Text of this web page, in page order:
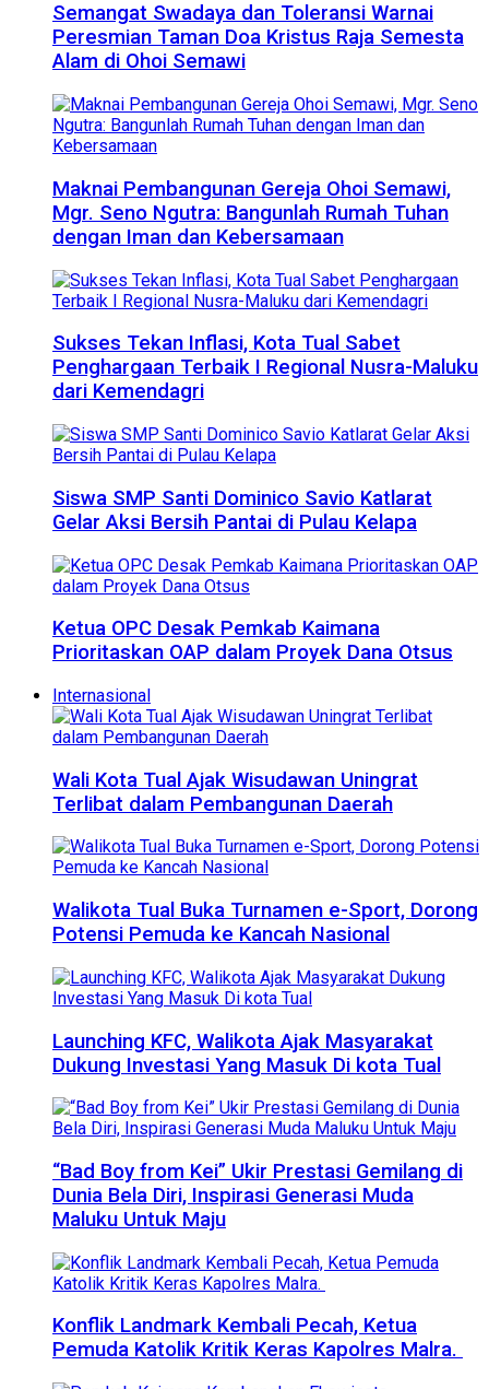
Semangat Swadaya dan Toleransi Warnai
Peresmian Taman Doa Kristus Raja Semesta
Alam di Ohoi Semawi
Maknai Pembangunan Gereja Ohoi Semawi,
Mgr. Seno Ngutra: Bangunlah Rumah Tuhan
dengan Iman dan Kebersamaan
Sukses Tekan Inflasi, Kota Tual Sabet
Penghargaan Terbaik I Regional Nusra-Maluku
dari Kemendagri
Siswa SMP Santi Dominico Savio Katlarat
Gelar Aksi Bersih Pantai di Pulau Kelapa
Ketua OPC Desak Pemkab Kaimana
Prioritaskan OAP dalam Proyek Dana Otsus
Internasional
Wali Kota Tual Ajak Wisudawan Uningrat
Terlibat dalam Pembangunan Daerah
Walikota Tual Buka Turnamen e-Sport, Dorong
Potensi Pemuda ke Kancah Nasional
Launching KFC, Walikota Ajak Masyarakat
Dukung Investasi Yang Masuk Di kota Tual
“Bad Boy from Kei” Ukir Prestasi Gemilang di
Dunia Bela Diri, Inspirasi Generasi Muda
Maluku Untuk Maju
Konflik Landmark Kembali Pecah, Ketua
Pemuda Katolik Kritik Keras Kapolres Malra.